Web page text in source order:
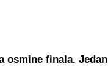
osmine finala. Jedan